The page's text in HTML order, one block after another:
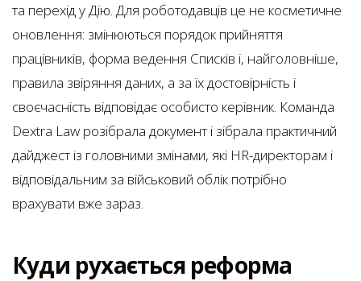
та перехід у Дію. Для роботодавців це не косметичне
оновлення: змінюються порядок прийняття
працівників, форма ведення Списків і, найголовніше,
правила звіряння даних, а за їх достовірність і
своєчасність відповідає особисто керівник. Команда
Dextra Law розібрала документ і зібрала практичний
дайджест із головними змінами, які HR-директорам і
відповідальним за військовий облік потрібно
врахувати вже зараз.
Куди рухається реформа